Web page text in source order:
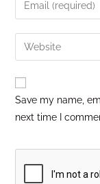
Save my name,
next time I